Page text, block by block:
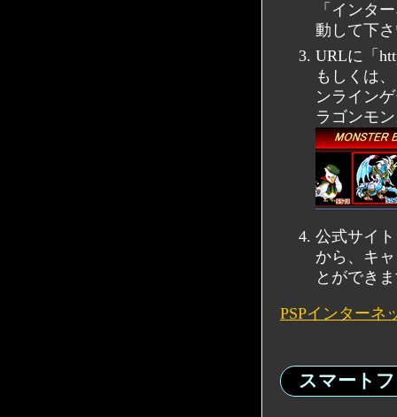
「インタ
動して下
URLに「
もしくは
ンライン
ラゴンモ
公式サイ
から、キ
とができ
PSPインターネ
スマート